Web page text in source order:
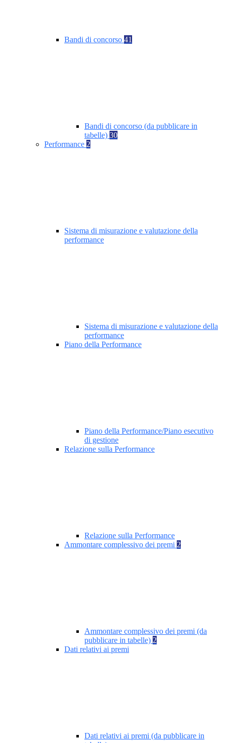
Bandi di concorso 41
Bandi di concorso (da pubblicare in
tabelle) 30
Performance 2
Sistema di misurazione e valutazione della
performance
Sistema di misurazione e valutazione della
performance
Piano della Performance
Piano della Performance/Piano esecutivo
di gestione
Relazione sulla Performance
Relazione sulla Performance
Ammontare complessivo dei premi 2
Ammontare complessivo dei premi (da
pubblicare in tabelle) 2
Dati relativi ai premi
Dati relativi ai premi (da pubblicare in